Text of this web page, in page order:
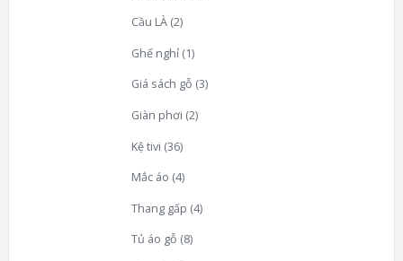
Cầu LÀ (2)
Ghế nghỉ (1)
Giá sách gỗ (3)
Giàn phơi (2)
Kệ tivi (36)
Mắc áo (4)
Thang gấp (4)
Tủ áo gỗ (8)